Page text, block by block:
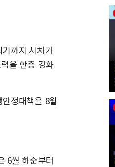
까지 시차가
을 한층 강화
정대책을 8월
6월 하순부터